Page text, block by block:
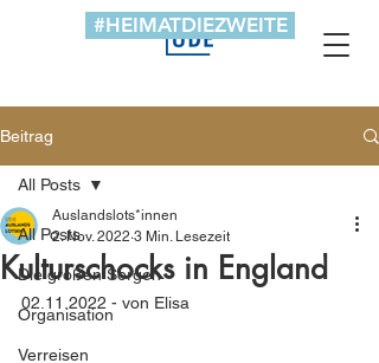
#HEIMATDIEZWEITE
Beitrag
All Posts
Die großen Sorgen
Organisation
Verreisen
All Posts
Kulturschocks in England
Auslandslots*innen
2. Nov. 2022 3 Min. Lesezeit
02.11.2022 - von Elisa